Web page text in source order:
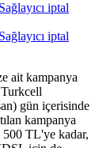
iptal
iptal
ait kampanya
gün içerisinde
kampanya
TL'ye kadar,